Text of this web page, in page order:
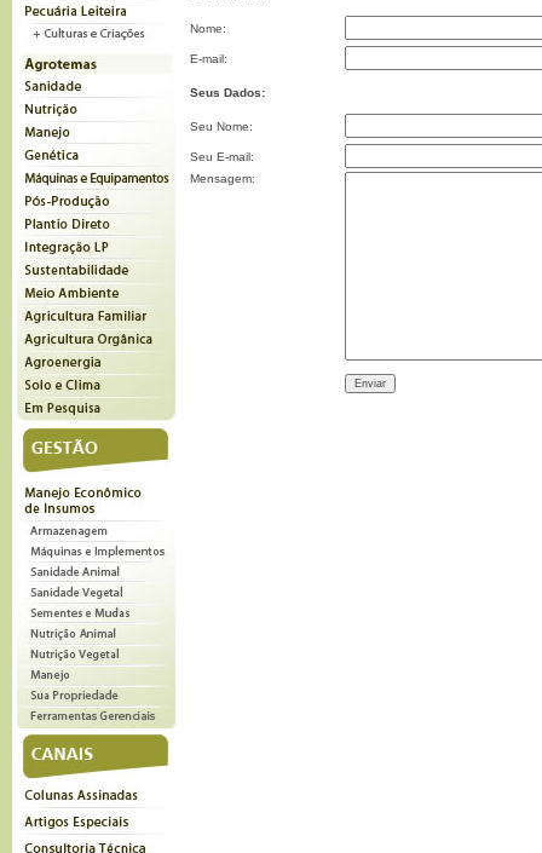
Nome:
E-mail:
Seus Dados:
Seu Nome:
Seu E-mail:
Mensagem: